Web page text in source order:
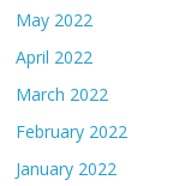
May 2022
April 2022
March 2022
February 2022
January 2022